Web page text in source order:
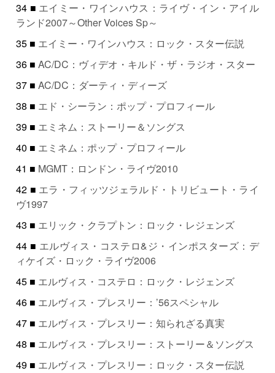
34 ■ エイミー・ワインハウス：ライヴ・イン・アイル
ランド2007～Other Voices Sp～
35 ■ エイミー・ワインハウス：ロック・スター伝説
36 ■AC/DC：ヴィデオ・キルド・ザ・ラジオ・スター
37 ■AC/DC：ダーティ・ディーズ
38 ■ エド・シーラン：ポップ・プロフィール
39 ■ エミネム：ストーリー＆ソングス
40 ■ エミネム：ポップ・プロフィール
41 ■ MGMT：ロンドン・ライヴ2010
42 ■ エラ・フィッツジェラルド・トリビュート・ライ
ヴ1997
43 ■ エリック・クラプトン：ロック・レジェンズ
44 ■ エルヴィス・コステロ&ジ・インポスターズ：デ
ィケイズ・ロック・ライヴ2006
45 ■ エルヴィス・コステロ：ロック・レジェンズ
46 ■ エルヴィス・プレスリー：’56スペシャル
47 ■ エルヴィス・プレスリー：知られざる真実
48 ■ エルヴィス・プレスリー：ストーリー＆ソングス
49 ■ エルヴィス・プレスリー：ロック・スター伝説